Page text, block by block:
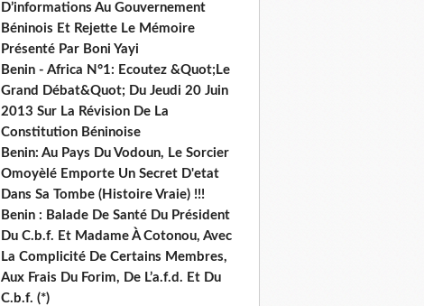
D’informations Au Gouvernement
Béninois Et Rejette Le Mémoire
Présenté Par Boni Yayi
Benin - Africa N°1: Ecoutez &Quot;Le
Grand Débat&Quot; Du Jeudi 20 Juin
2013 Sur La Révision De La
Constitution Béninoise
Benin: Au Pays Du Vodoun, Le Sorcier
Omoyèlé Emporte Un Secret D'etat
Dans Sa Tombe (Histoire Vraie) !!!
Benin : Balade De Santé Du Président
Du C.b.f. Et Madame À Cotonou, Avec
La Complicité De Certains Membres,
Aux Frais Du Forim, De L’a.f.d. Et Du
C.b.f. (*)